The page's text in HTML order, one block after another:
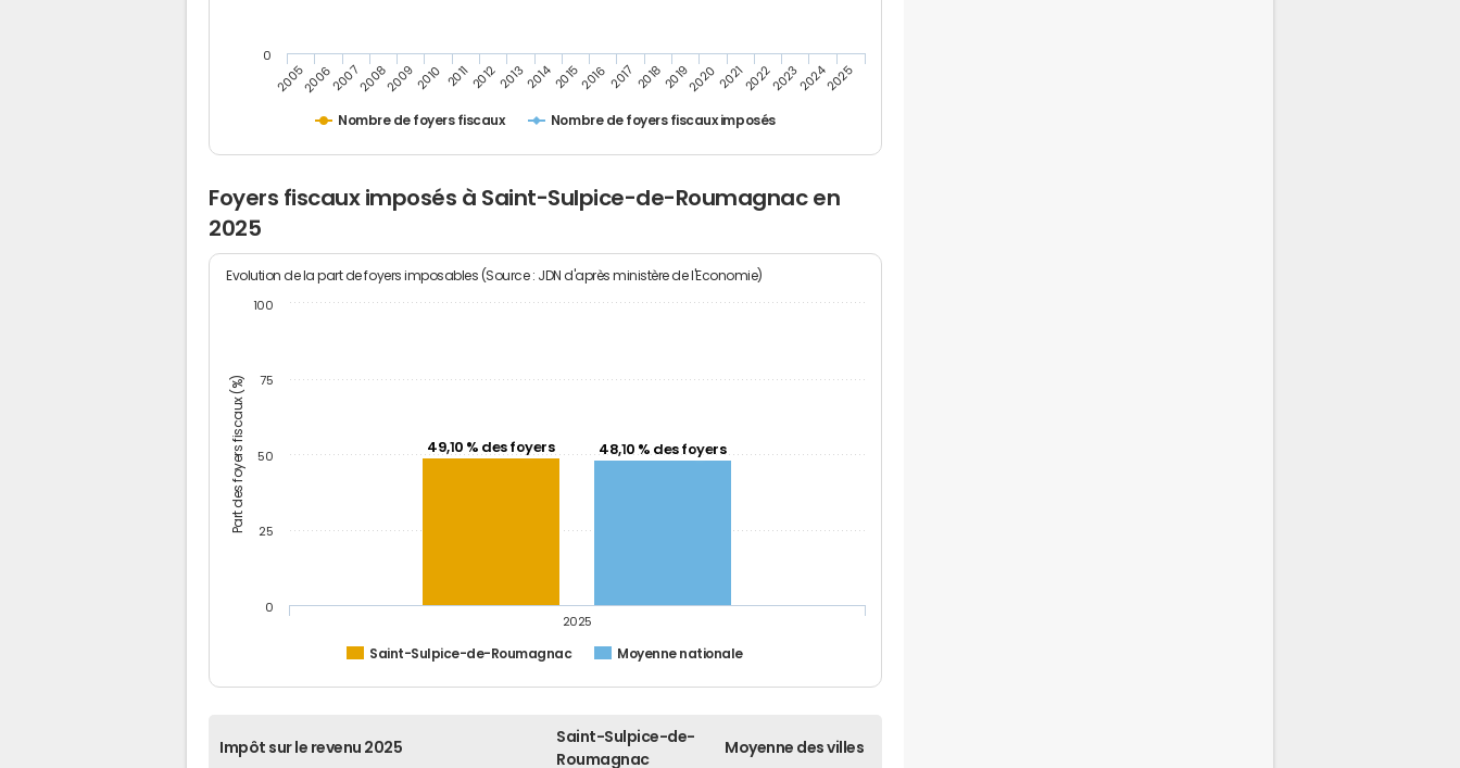
Nombre de foyers fiscaux Nombre de foyers fiscaux imposés
200520062007200820092010 201120122013201420152016 2017 20182019202020212022202320242025
0
Foyers fiscaux imposés à Saint-Sulpice-de-Roumagnac en
2025
Part des foyers fiscaux (%)
Evolution de la part de foyers imposables (Source : JDN d'après ministère de l'Economie)
49,10 % des foyers 48,10 % des foyers
Saint-Sulpice-de-Roumagnac Moyenne nationale
2025
0
25
50
75
100
Impôt sur le revenu 2025
Saint-Sulpice-de-
Roumagnac
Moyenne des villes